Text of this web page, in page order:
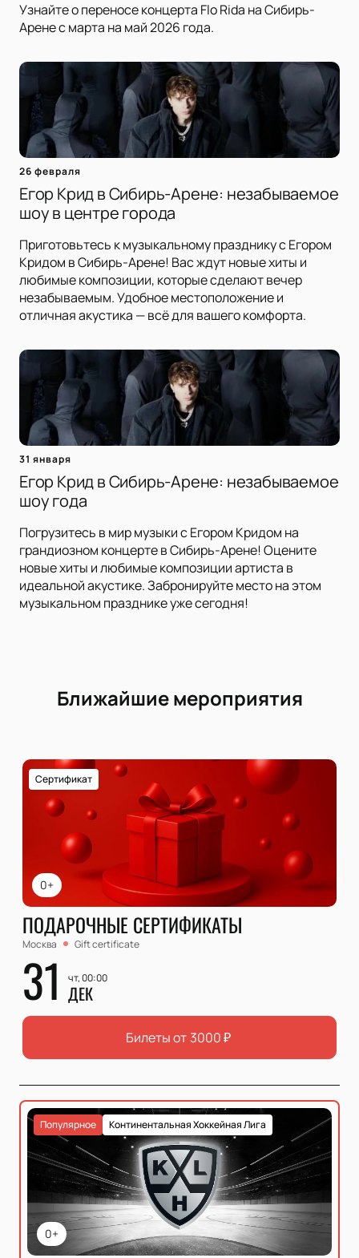
Узнайте о переносе концерта Flo Rida на Сибирь-
Арене с марта на май 2026 года.
26 февраля
Егор Крид в Сибирь-Арене: незабываемое
шоу в центре города
Приготовьтесь к музыкальному празднику с Егором
Кридом в Сибирь-Арене! Вас ждут новые хиты и
любимые композиции, которые сделают вечер
незабываемым. Удобное местоположение и
отличная акустика — всё для вашего комфорта.
31 января
Егор Крид в Сибирь-Арене: незабываемое
шоу года
Погрузитесь в мир музыки с Егором Кридом на
грандиозном концерте в Сибирь-Арене! Оцените
новые хиты и любимые композиции артиста в
идеальной акустике. Забронируйте место на этом
музыкальном празднике уже сегодня!
Ближайшие мероприятия
0+
Сертификат
ПОДАРОЧНЫЕ СЕРТИФИКАТЫ
Москва Gift certificate
31 чт, 00:00
ДЕК
Билеты от 3000₽
0+
Континентальная Хоккейная Лига
Популярное